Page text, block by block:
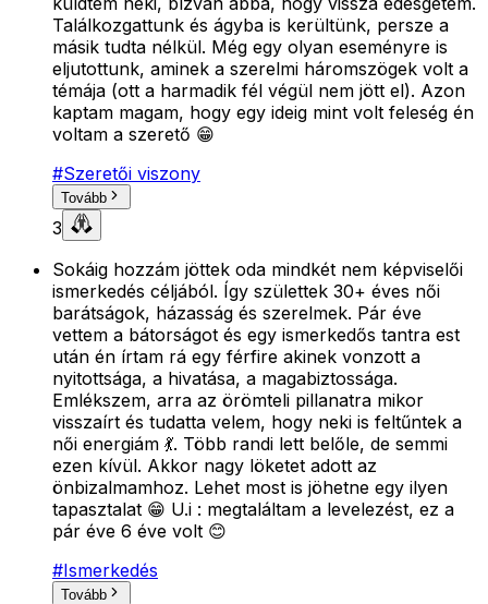
Találkozgattunk és ágyba is kerültünk, persze a
másik tudta nélkül. Még egy olyan eseményre is
eljutottunk, aminek a szerelmi háromszögek volt a
témája (ott a harmadik fél végül nem jött el). Azon
kaptam magam, hogy egy ideig mint volt feleség én
voltam a szerető 😁
#Szeretői viszony
Tovább
3
Sokáig hozzám jöttek oda mindkét nem képviselői
ismerkedés céljából. Így születtek 30+ éves női
barátságok, házasság és szerelmek. Pár éve
vettem a bátorságot és egy ismerkedős tantra est
után én írtam rá egy férfire akinek vonzott a
nyitottsága, a hivatása, a magabiztossága.
Emlékszem, arra az örömteli pillanatra mikor
visszaírt és tudatta velem, hogy neki is feltűntek a
női energiám 💃. Több randi lett belőle, de semmi
ezen kívül. Akkor nagy löketet adott az
önbizalmamhoz. Lehet most is jöhetne egy ilyen
tapasztalat 😁 U.i : megtaláltam a levelezést, ez a
pár éve 6 éve volt 😊
#Ismerkedés
Tovább